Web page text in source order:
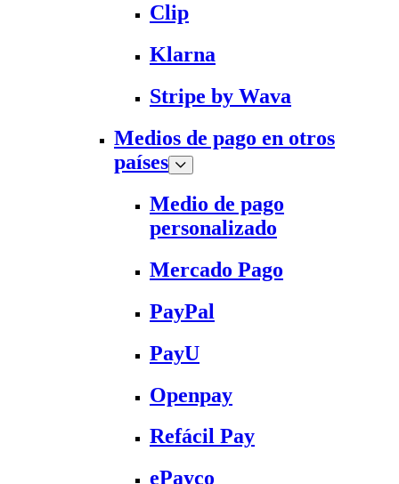
Clip
Klarna
Stripe by Wava
Medios de pago en otros
países
Medio de pago
personalizado
Mercado Pago
PayPal
PayU
Openpay
Refácil Pay
ePayco